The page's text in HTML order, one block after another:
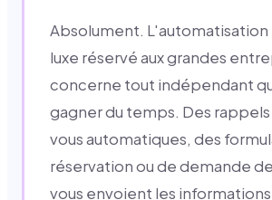
Absolument. L'automatisation
luxe réservé aux grandes
concerne tout indépendant
gagner du temps. Des
vous automatiques, des
réservation ou de demande
vous envoient les